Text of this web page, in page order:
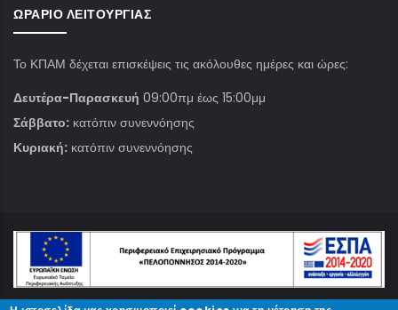
ΩΡΆΡΙΟ ΛΕΙΤΟΥΡΓΊΑΣ
Το ΚΠΑΜ δέχεται επισκέψεις τις ακόλουθες ημέρες και ώρες:
Δευτέρα-Παρασκευή 09:00πμ έως 15:00μμ
Σάββατο: κατόπιν συνεννόησης
Κυριακή: κατόπιν συνεννόησης